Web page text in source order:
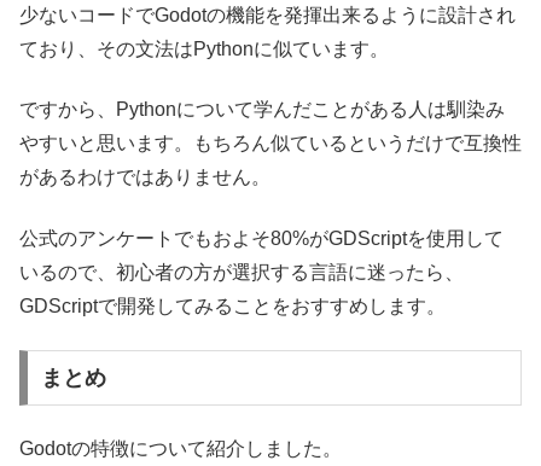
少ないコードでGodotの機能を発揮出来るように設計され
ており、その文法はPythonに似ています。
ですから、Pythonについて学んだことがある人は馴染み
やすいと思います。もちろん似ているというだけで互換性
があるわけではありません。
公式のアンケートでもおよそ80%がGDScriptを使用して
いるので、初心者の方が選択する言語に迷ったら、
GDScriptで開発してみることをおすすめします。
まとめ
Godotの特徴について紹介しました。